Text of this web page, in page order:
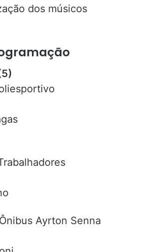
dos músicos
Ayrton Senna